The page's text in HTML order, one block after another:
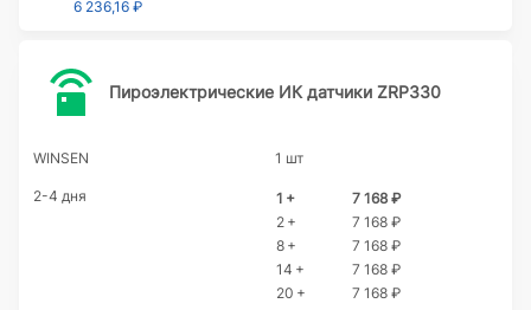
6 236,16 ₽
Пироэлектрические ИК датчики ZRP330
WINSEN 1 шт
2-4 дня 1 +
7 168 ₽
2 +
7 168 ₽
8 +
7 168 ₽
14 +
7 168 ₽
20 +
7 168 ₽